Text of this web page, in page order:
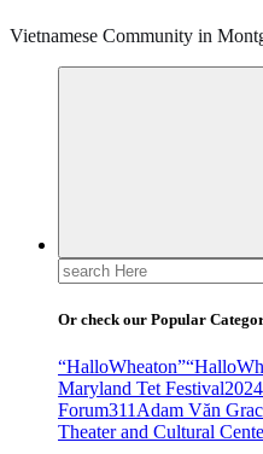
Vietnamese Community in
Search
for:
Or check our Popular
“HalloWheaton”
Maryland Tet Festival
Forum311Adam Văn
Theater and Cultural